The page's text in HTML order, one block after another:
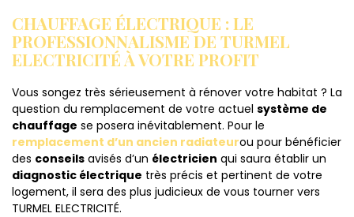
CHAUFFAGE ÉLECTRIQUE : LE
PROFESSIONNALISME DE TURMEL
ELECTRICITÉ À VOTRE PROFIT
Vous songez très sérieusement à rénover votre habitat ? La
question du remplacement de votre actuel système de
chauffage se posera inévitablement. Pour le
remplacement d’un ancien radiateurou pour bénéficier
des conseils avisés d’un électricien qui saura établir un
diagnostic électrique très précis et pertinent de votre
logement, il sera des plus judicieux de vous tourner vers
TURMEL ELECTRICITÉ.